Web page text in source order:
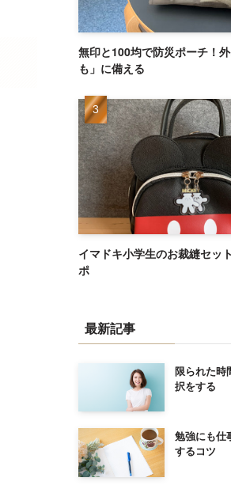
無印と100均で防災ポーチ！
も」に備える
イマドキ小学生のお裁縫セッ
ポ
最新記事
限られた時
択をする
勉強にも仕
するコツ